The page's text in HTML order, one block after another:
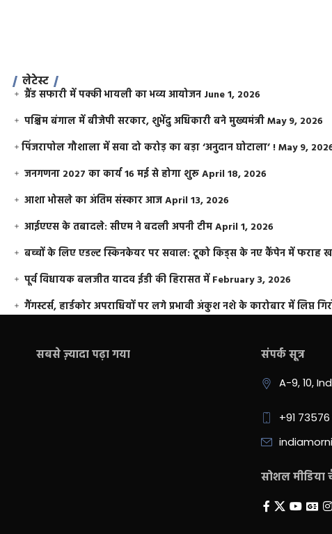
लेटेस्ट
ग्रैंड सफारी में पक्की भायली का भव्य आयोजन June 1, 2026
पश्चिम बंगाल में बीजेपी सरकार, शुभेंदु अधिकारी बने मुख्यमंत्रीMay 9, 2026
​पिंजरापोल गौशाला में सवा दो करोड़ का बड़ा ‘अनुदान घोटाला’ !May 9,
जनगणना 2027 का कार्य 16 मई से होगा शुरूApril 18, 2026
आशा भोसले का अंतिम संस्कार आजApril 13, 2026
आईएएस के तबादले: सीएम ने बदली अपनी टीमApril 1, 2026
बच्चों के लिए एडल्ट स्किनकेयर पर सवाल: टूको किड्स के नए कैंपेन में फराह
पूर्व विधायक बलजीत यादव ईडी की हिरासत में February 3, 2026
गैंगस्टर्स, हार्डकोर अपराधियों पर लगे प्रभावी अंकुश नशे के कारोबार में लिप्त
सबसे ज़्यादा पढ़ा गया संपर्क सूत्र
A-9, 10,
+91
सोशल